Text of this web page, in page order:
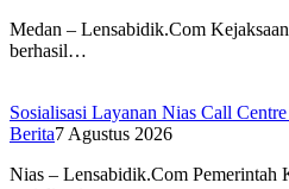
Medan – Lensabidik.Com
berhasil…
Sosialisasi Layanan Nias Call
Berita7 Agustus 2026
Nias – Lensabidik.Com Pemerintah